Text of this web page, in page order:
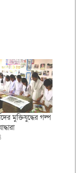
মুক্তিযুদ্ধের গল্প